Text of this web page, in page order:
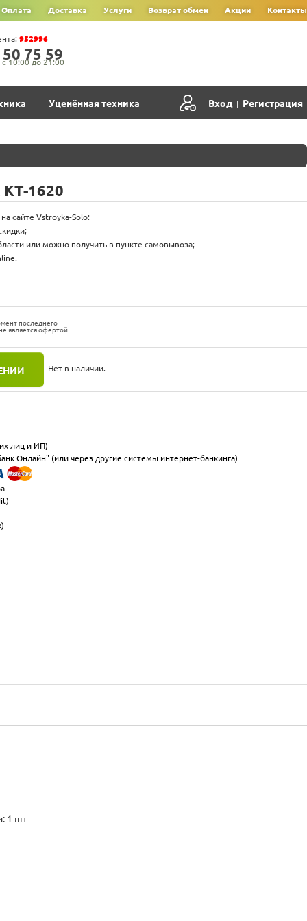
Оплата Доставка Услуги Возврат обмен Акции Контакты
7‍5‍ 5‍9‍
10:00 до 21:00
952996
Уценённая техника Вход | Регистрация
1620
сайте Vstroyka-Solo:
или можно получить в пункте самовывоза;
последнего
является офертой.
Нет в наличии.
лиц и ИП)
Онлайн" (или через другие системы интернет-банкинга)
1 шт